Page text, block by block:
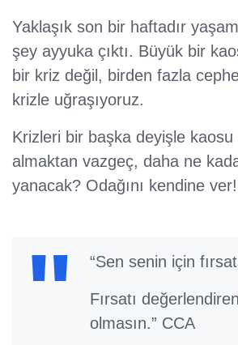
Yaklaşık son bir haftadır
şey ayyuka çıktı. Büyük bir
bir kriz değil, birden fazla
krizle uğraşıyoruz.
Krizleri bir başka deyişle kaosu
almaktan vazgeç, daha ne
yanacak? Odağını kendine ver!
“Sen senin için
Fırsatı
olmasın.” CCA